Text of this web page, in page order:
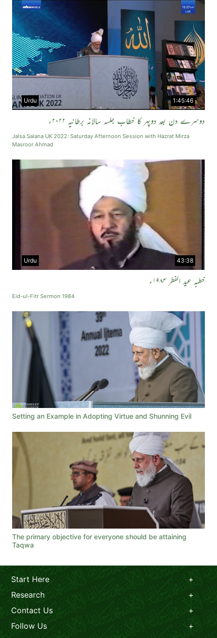
1:45:46
Urdu
دوسرے دن بعد دوپہر کا خطاب جلسہ سالانہ برطانیہ ۲۰۲۲ء
Jalsa Salana UK 2022: Saturday Afternoon Session with Hazrat Mirza
Masroor Ahmad
43:38
Urdu
خطبہ عید الفطر ۱۹۸۴ء
Eid-ul-Fitr Sermon 1984
Setting an Example in Adopting Virtue and Shunning Evil
The primary objective for everyone should be attaining
Taqwa
Start Here
Research
Contact Us
Follow Us